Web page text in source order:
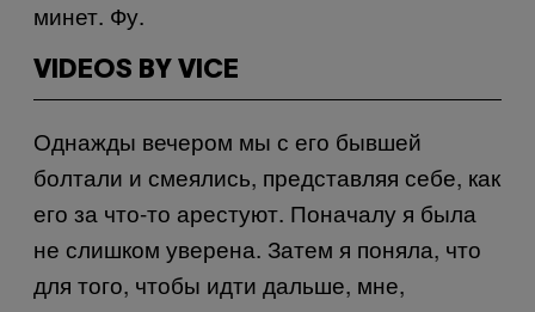
минет. Фу.
VIDEOS BY VICE
Однажды вечером мы с его бывшей
болтали и смеялись, представляя себе, как
его за что-то арестуют. Поначалу я была
не слишком уверена. Затем я поняла, что
для того, чтобы идти дальше, мне,